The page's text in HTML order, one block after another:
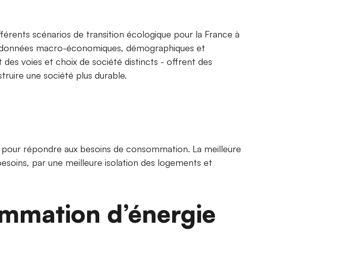
scénarios de transition écologique pour la France à
macro-économiques, démographiques et
des voies et choix de société distincts - offrent des
une société plus durable.
répondre aux besoins de consommation. La meilleure
par une meilleure isolation des logements et
d’énergie